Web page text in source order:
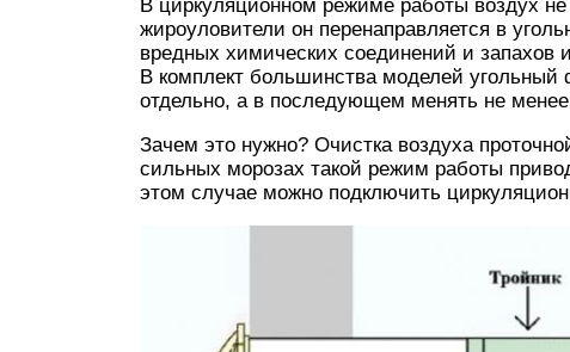
В циркуляционном режиме работы воздух
жироуловители он перенаправляется в
вредных химических соединений и
В комплект большинства моделей
отдельно, а в последующем менять не менее
Зачем это нужно? Очистка воздуха
сильных морозах такой режим работы
этом случае можно подключить